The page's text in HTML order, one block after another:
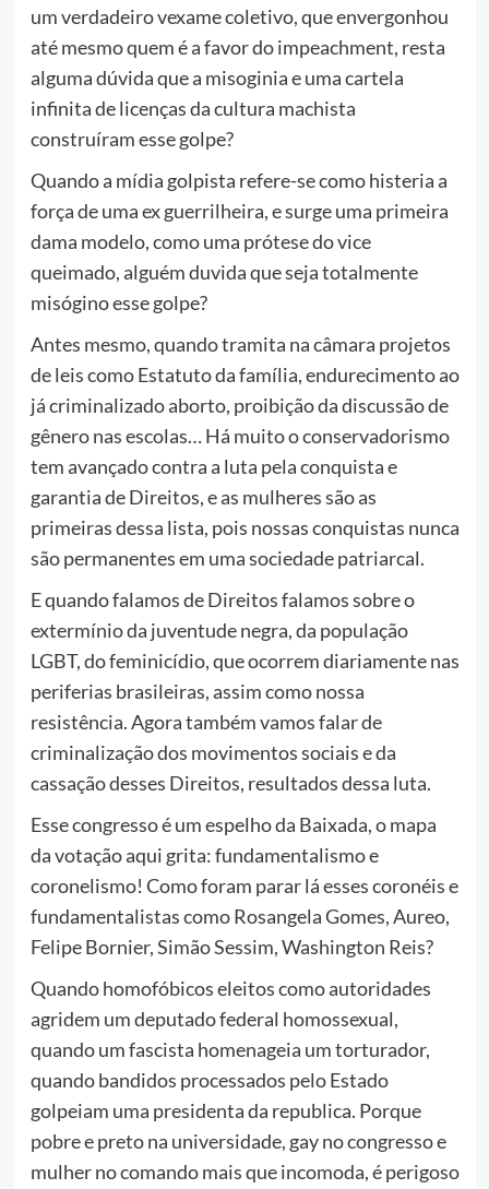
um verdadeiro vexame coletivo, que envergonhou
até mesmo quem é a favor do impeachment, resta
alguma dúvida que a misoginia e uma cartela
infinita de licenças da cultura machista
construíram esse golpe?
Quando a mídia golpista refere-se como histeria a
força de uma ex guerrilheira, e surge uma primeira
dama modelo, como uma prótese do vice
queimado, alguém duvida que seja totalmente
misógino esse golpe?
Antes mesmo, quando tramita na câmara projetos
de leis como Estatuto da família, endurecimento ao
já criminalizado aborto, proibição da discussão de
gênero nas escolas… Há muito o conservadorismo
tem avançado contra a luta pela conquista e
garantia de Direitos, e as mulheres são as
primeiras dessa lista, pois nossas conquistas nunca
são permanentes em uma sociedade patriarcal.
E quando falamos de Direitos falamos sobre o
extermínio da juventude negra, da população
LGBT, do feminicídio, que ocorrem diariamente nas
periferias brasileiras, assim como nossa
resistência. Agora também vamos falar de
criminalização dos movimentos sociais e da
cassação desses Direitos, resultados dessa luta.
Esse congresso é um espelho da Baixada, o mapa
da votação aqui grita: fundamentalismo e
coronelismo! Como foram parar lá esses coronéis e
fundamentalistas como Rosangela Gomes, Aureo,
Felipe Bornier, Simão Sessim, Washington Reis?
Quando homofóbicos eleitos como autoridades
agridem um deputado federal homossexual,
quando um fascista homenageia um torturador,
quando bandidos processados pelo Estado
golpeiam uma presidenta da republica. Porque
pobre e preto na universidade, gay no congresso e
mulher no comando mais que incomoda, é perigoso